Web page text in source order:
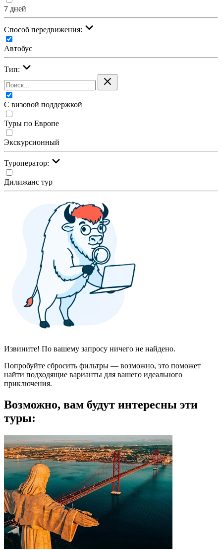
7 дней
Cпособ передвижения:
Автобус
Тип:
С визовой поддержкой
Туры по Европе
Экскурсионный
Туроператор:
Дилижанс тур
Извините! По вашему запросу ничего не найдено.
Попробуйте сбросить фильтры — возможно, это поможет
найти подходящие варианты для вашего идеального
приключения.
Возможно, вам будут интересны эти
туры: